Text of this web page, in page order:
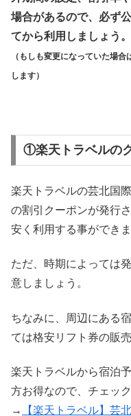
場合があるので、必ず
てから利用しましょう。
（もしも変更になっていた場
します）
①楽天トラベルの
楽天トラベルの芸北国
の割引クーポンが発行
安く利用する事ができま
ただ、時期によっては
意しましょう。
ちなみに、周辺にある
ては格安リフト券の販
楽天トラベルから宿泊
方お得なので、チェッ
→
【楽天トラベル】芸